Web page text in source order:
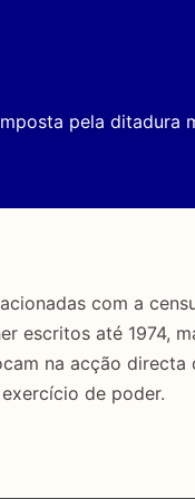
pela
com a
escritos até 1974,
na acção
de poder.